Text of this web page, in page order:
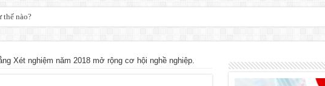
thế nào?
Xét nghiệm năm 2018 mở rộng cơ hội nghề nghiệp.